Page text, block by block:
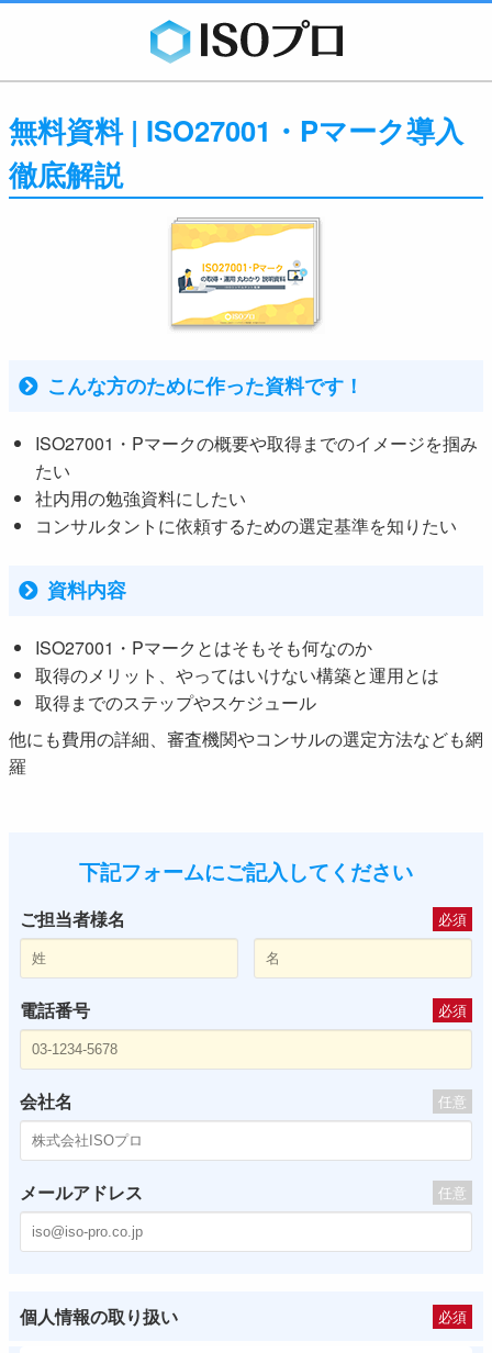
無料資料 | ISO27001・Pマーク導入
徹底解説
こんな方のために作った資料です！
ISO27001・Pマークの概要や取得までのイメージを掴み
たい
社内用の勉強資料にしたい
コンサルタントに依頼するための選定基準を知りたい
資料内容
ISO27001・Pマークとはそもそも何なのか
取得のメリット、やってはいけない構築と運用とは
取得までのステップやスケジュール
他にも費用の詳細、審査機関やコンサルの選定方法なども網
羅
下記フォームにご記入してください
ご担当者様名 必須
電話番号 必須
会社名 任意
メールアドレス 任意
個人情報の取り扱い 必須